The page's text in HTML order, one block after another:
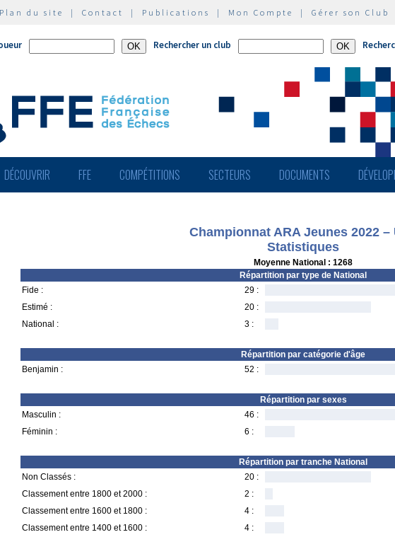
Plan du site | Contact | Publications | Mon Compte | Gérer son Club
Rechercher un club
DÉCOUVRIR FFE COMPÉTITIONS SECTEURS DOCUMENTS
Championnat ARA Jeunes 2022 –
Statistiques
Moyenne National : 1268
Répartition par type de National
Fide :
29 :
Estimé :
20 :
National :
3 :
Répartition par catégorie d'âge
Benjamin :
52 :
Répartition par sexes
Masculin :
46 :
Féminin :
6 :
Répartition par tranche National
Non Classés :
20 :
Classement entre 1800 et 2000 :
2 :
Classement entre 1600 et 1800 :
4 :
Classement entre 1400 et 1600 :
4 :